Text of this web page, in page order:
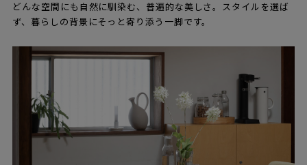
どんな空間にも自然に馴染む、普遍的な美しさ。スタイルを選ば
ず、暮らしの背景にそっと寄り添う一脚です。